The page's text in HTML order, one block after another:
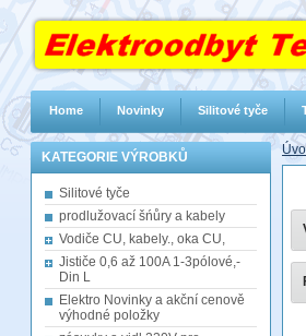
KATEGORIE VÝROBKŮ
Silitové tyče
prodlužovací šńůry a kabely
Vodiče CU, kabely., oka CU,
Jističe 0,6 až 100A 1-3pólové,-
Din L
Elektro Novinky a akční cenově
výhodné položky
Home Novinky Silitové tyče